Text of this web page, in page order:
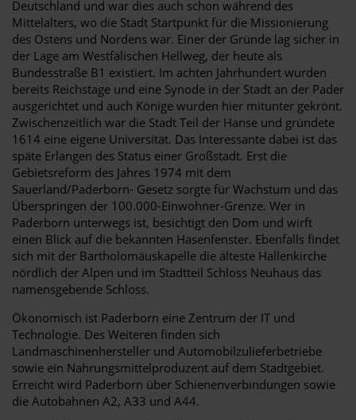
Deutschland und war dies auch schon während des
Mittelalters, wo die Stadt Startpunkt für die Missionierung
des Ostens und Nordens war. Einer der Gründe lag sicher in
der Lage am Westfälischen Hellweg, der heute als
Bundesstraße B1 existiert. Im achten Jahrhundert wurden
bereits Reichstage und eine Synode in der Stadt an der Pader
ausgerichtet und auch Könige wurden hier mitunter gekrönt.
Zwischenzeitlich war die Stadt Teil der Hanse und gründete
1614 eine eigene Universität. Das Interessante dabei ist das
späte Erlangen des Status einer Großstadt. Erst die
Gebietsreform des Jahres 1974 mit dem
Sauerland/Paderborn- Gesetz sorgte für Wachstum und das
Überspringen der 100.000-Einwohner-Grenze. Wer in
Paderborn unterwegs ist, besichtigt den Dom und wirft
einen Blick auf die bekannten Hasenfenster. Ebenfalls findet
sich mit der Bartholomäuskapelle die älteste Hallenkirche
nördlich der Alpen und im Stadtteil Schloss Neuhaus das
namensgebende Schloss.
Ökonomisch ist Paderborn eine Zentrum der IT und
Technologie. Des Weiteren finden sich
Landmaschinenhersteller und Automobilzulieferbetriebe
sowie ein Nahrungsmittelproduzent auf dem Stadtgebiet.
Erreicht wird Paderborn über Schienenverbindungen sowie
die Autobahnen A2, A33 und A44.